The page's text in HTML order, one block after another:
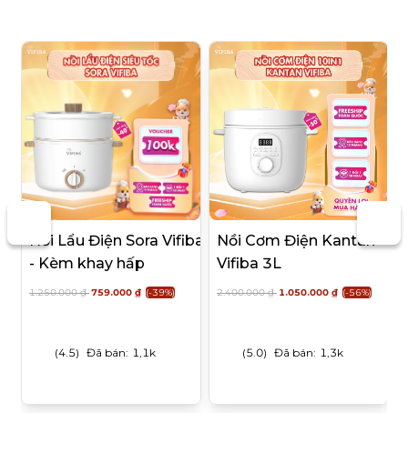
Nồi Lẩu Điện Sora Vifiba
- Kèm khay hấp
1.250.000 ₫759.000 ₫ (-39%)
(4.5) Đã bán: 1,1k
Nồi Cơm Điện Kantan
Vifiba 3L
2.400.000 ₫ 1.050.000 ₫ (-56%)
(5.0) Đã bán: 1,3k